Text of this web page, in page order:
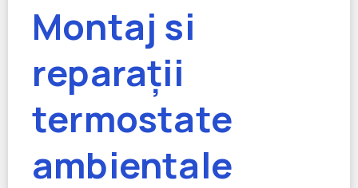
Montaj si
reparații
termostate
ambientale